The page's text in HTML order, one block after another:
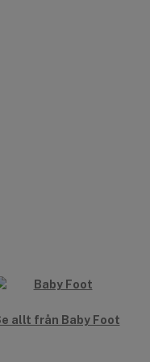
allt från Baby Foot